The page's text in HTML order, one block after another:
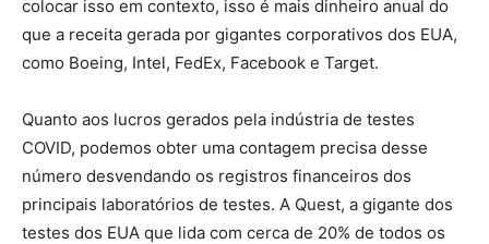
colocar isso em contexto, isso é mais dinheiro anual do
que a receita gerada por gigantes corporativos dos EUA,
como Boeing, Intel, FedEx, Facebook e Target.
Quanto aos lucros gerados pela indústria de testes
COVID, podemos obter uma contagem precisa desse
número desvendando os registros financeiros dos
principais laboratórios de testes. A Quest, a gigante dos
testes dos EUA que lida com cerca de 20% de todos os